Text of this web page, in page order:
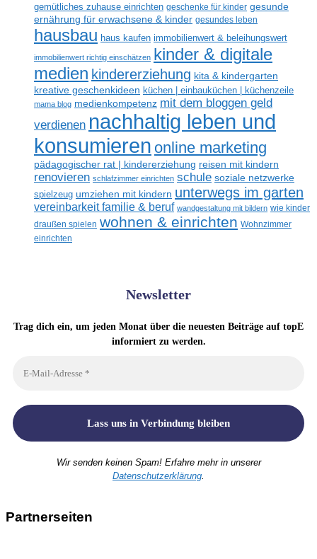
gemütliches zuhause einrichten geschenke für kinder gesunde
ernährung für erwachsene & kinder gesundes leben
hausbau haus kaufen immobilienwert & beleihungswert
immobilienwert richtig einschätzen kinder & digitale
medien kindererziehung kita & kindergarten
kreative geschenkideen küchen | einbauküchen | küchenzeile
mama blog medienkompetenz mit dem bloggen geld
verdienen nachhaltig leben und
konsumieren online marketing
pädagogischer rat | kindererziehung reisen mit kindern
renovieren schlafzimmer einrichten schule soziale netzwerke
spielzeug umziehen mit kindern unterwegs im garten
vereinbarkeit familie & beruf wandgestaltung mit bildern wie kinder
draußen spielen wohnen & einrichten Wohnzimmer
einrichten
Newsletter
Trag dich ein, um jeden Monat über die neuesten Beiträge auf topE
informiert zu werden.
Wir senden keinen Spam! Erfahre mehr in unserer
Datenschutzerklärung
Partnerseiten